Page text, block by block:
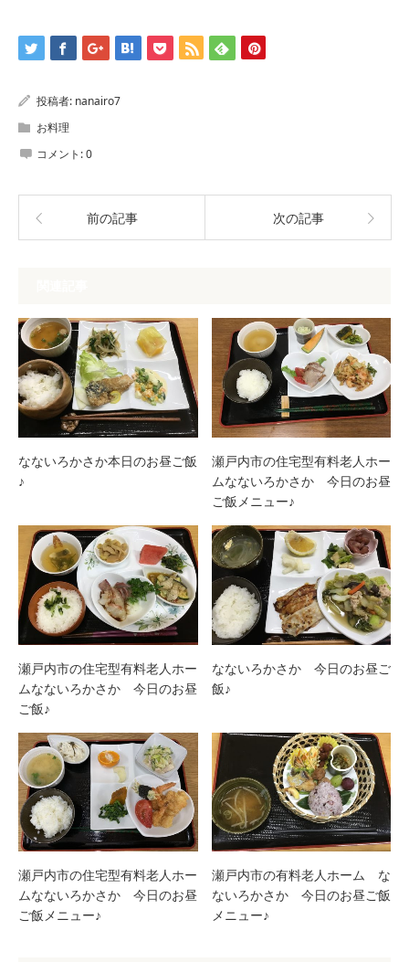
す)
投稿者: nanairo7
お料理
コメント:0
前の記事 次の記事
なないろかさか本日のお昼ご飯
♪
瀬戸内市の住宅型有料老人ホー
ムなないろかさか 今日のお昼
ご飯メニュー♪
瀬戸内市の住宅型有料老人ホー
ムなないろかさか 今日のお昼
ご飯♪
なないろかさか 今日のお昼ご
飯♪
瀬戸内市の住宅型有料老人ホー
ムなないろかさか 今日のお昼
ご飯メニュー♪
瀬戸内市の有料老人ホーム な
ないろかさか 今日のお昼ご飯
メニュー♪